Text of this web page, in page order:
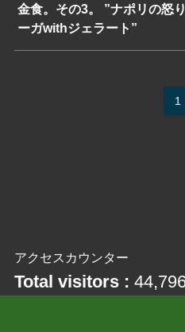
金食。その3。 ”ナポリの怒
ーガwithジェラート”
1
アクセスカウンター
Total visitors :